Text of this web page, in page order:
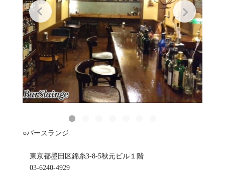
○バースランジ
東京都墨田区錦糸3-8-5秋元ビル１階
03-6240-4929